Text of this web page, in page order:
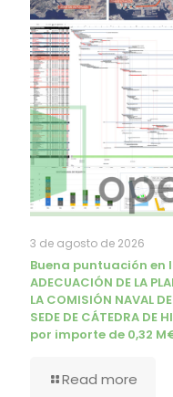
3 de agosto de 2026
Buena puntuación en
ADECUACIÓN DE LA
LA COMISIÓN NAVAL
SEDE DE CÁTEDRA DE
por importe de 0,32
Read more